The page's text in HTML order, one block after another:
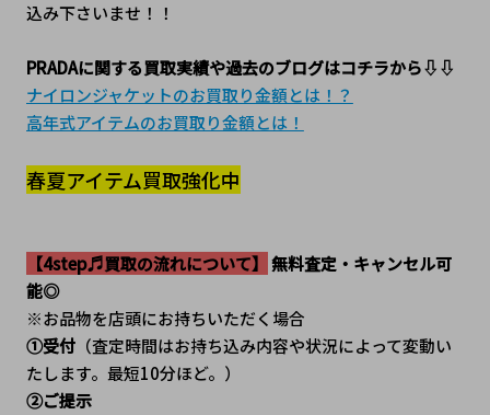
込み下さいませ！！
PRADAに関する買取実績や過去のブログはコチラから⇩⇩
ナイロンジャケットのお買取り金額とは！？
高年式アイテムのお買取り金額とは！
春夏アイテム買取強化中
【4step♬買取の流れについて】 無料査定・キャンセル可
能◎
※お品物を店頭にお持ちいただく場合
①受付（査定時間はお持ち込み内容や状況によって変動い
たします。最短10分ほど。）
②ご提示